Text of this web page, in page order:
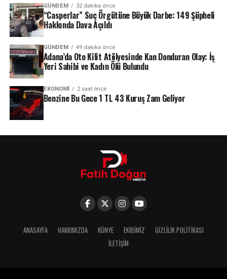
GÜNDEM 32 dakika önce
“Casperlar” Suç Örgütüne Büyük Darbe: 149 Şüpheli
Hakkında Dava Açıldı
GÜNDEM 49 dakika önce
Adana’da Oto Kilit Atölyesinde Kan Donduran Olay: İş
Yeri Sahibi ve Kadın Ölü Bulundu
EKONOMI 2 saat önce
Benzine Bu Gece 1 TL 43 Kuruş Zam Geliyor
ANASAYFA HAKKIMIZDA KÜNYE EKIBIMIZ
GIZLILIK POLITIKASI
İLETIŞIM